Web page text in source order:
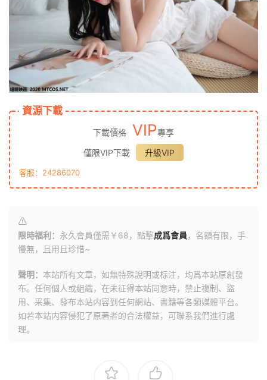
資源下載
下載價格 VIP專享
僅限VIP下載
升級VIP
客服：24286070
限時福利： 永久會員僅需￥68，點擊成爲會員，名額有限，手
慢無，且用且珍惜~
聲明： 本站所有文章，如無特殊說明或标注，均爲本站原創發
布。任何個人或組織，在未征得本站同意時，禁止複制、盜
用、采集、發布本站内容到任何網站、書籍等各類媒體平台。
如若本站内容侵犯了原著者的合法權益，可聯系我們進行處
理。